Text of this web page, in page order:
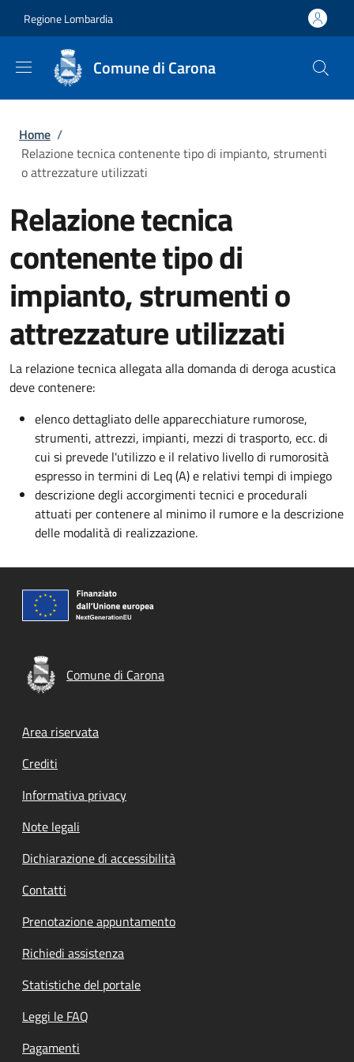
Regione Lombardia
Comune di Carona
Briciole di pane
Home /
Relazione tecnica contenente tipo di impianto, strumenti
o attrezzature utilizzati
Relazione tecnica
contenente tipo di
impianto, strumenti o
attrezzature utilizzati
La relazione tecnica allegata alla domanda di deroga acustica
deve contenere:
elenco dettagliato delle apparecchiature rumorose,
strumenti, attrezzi, impianti, mezzi di trasporto, ecc. di
cui si prevede l'utilizzo e il relativo livello di rumorosità
espresso in termini di Leq (A) e relativi tempi di impiego
descrizione degli accorgimenti tecnici e procedurali
attuati per contenere al minimo il rumore e la descrizione
delle modalità di realizzazione.
Comune di Carona
Footer menu
Area riservata
Crediti
Informativa privacy
Note legali
Dichiarazione di accessibilità
Contatti
Prenotazione appuntamento
Richiedi assistenza
Statistiche del portale
Leggi le FAQ
Pagamenti